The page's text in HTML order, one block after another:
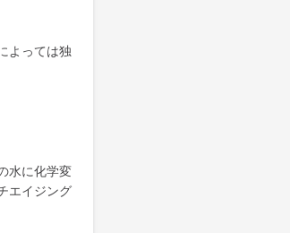
よっては独
水に化学変
エイジング